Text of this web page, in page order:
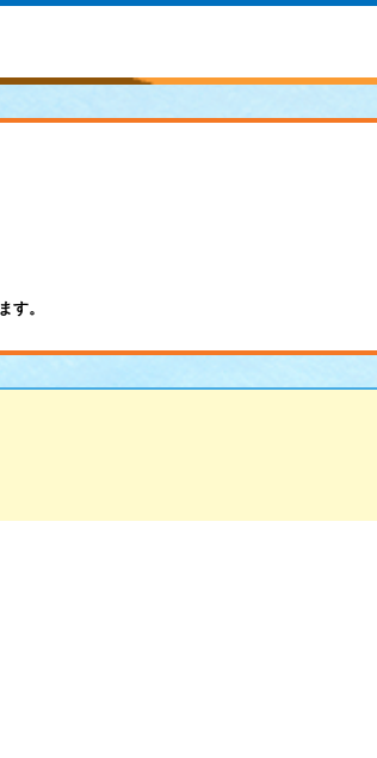
す。